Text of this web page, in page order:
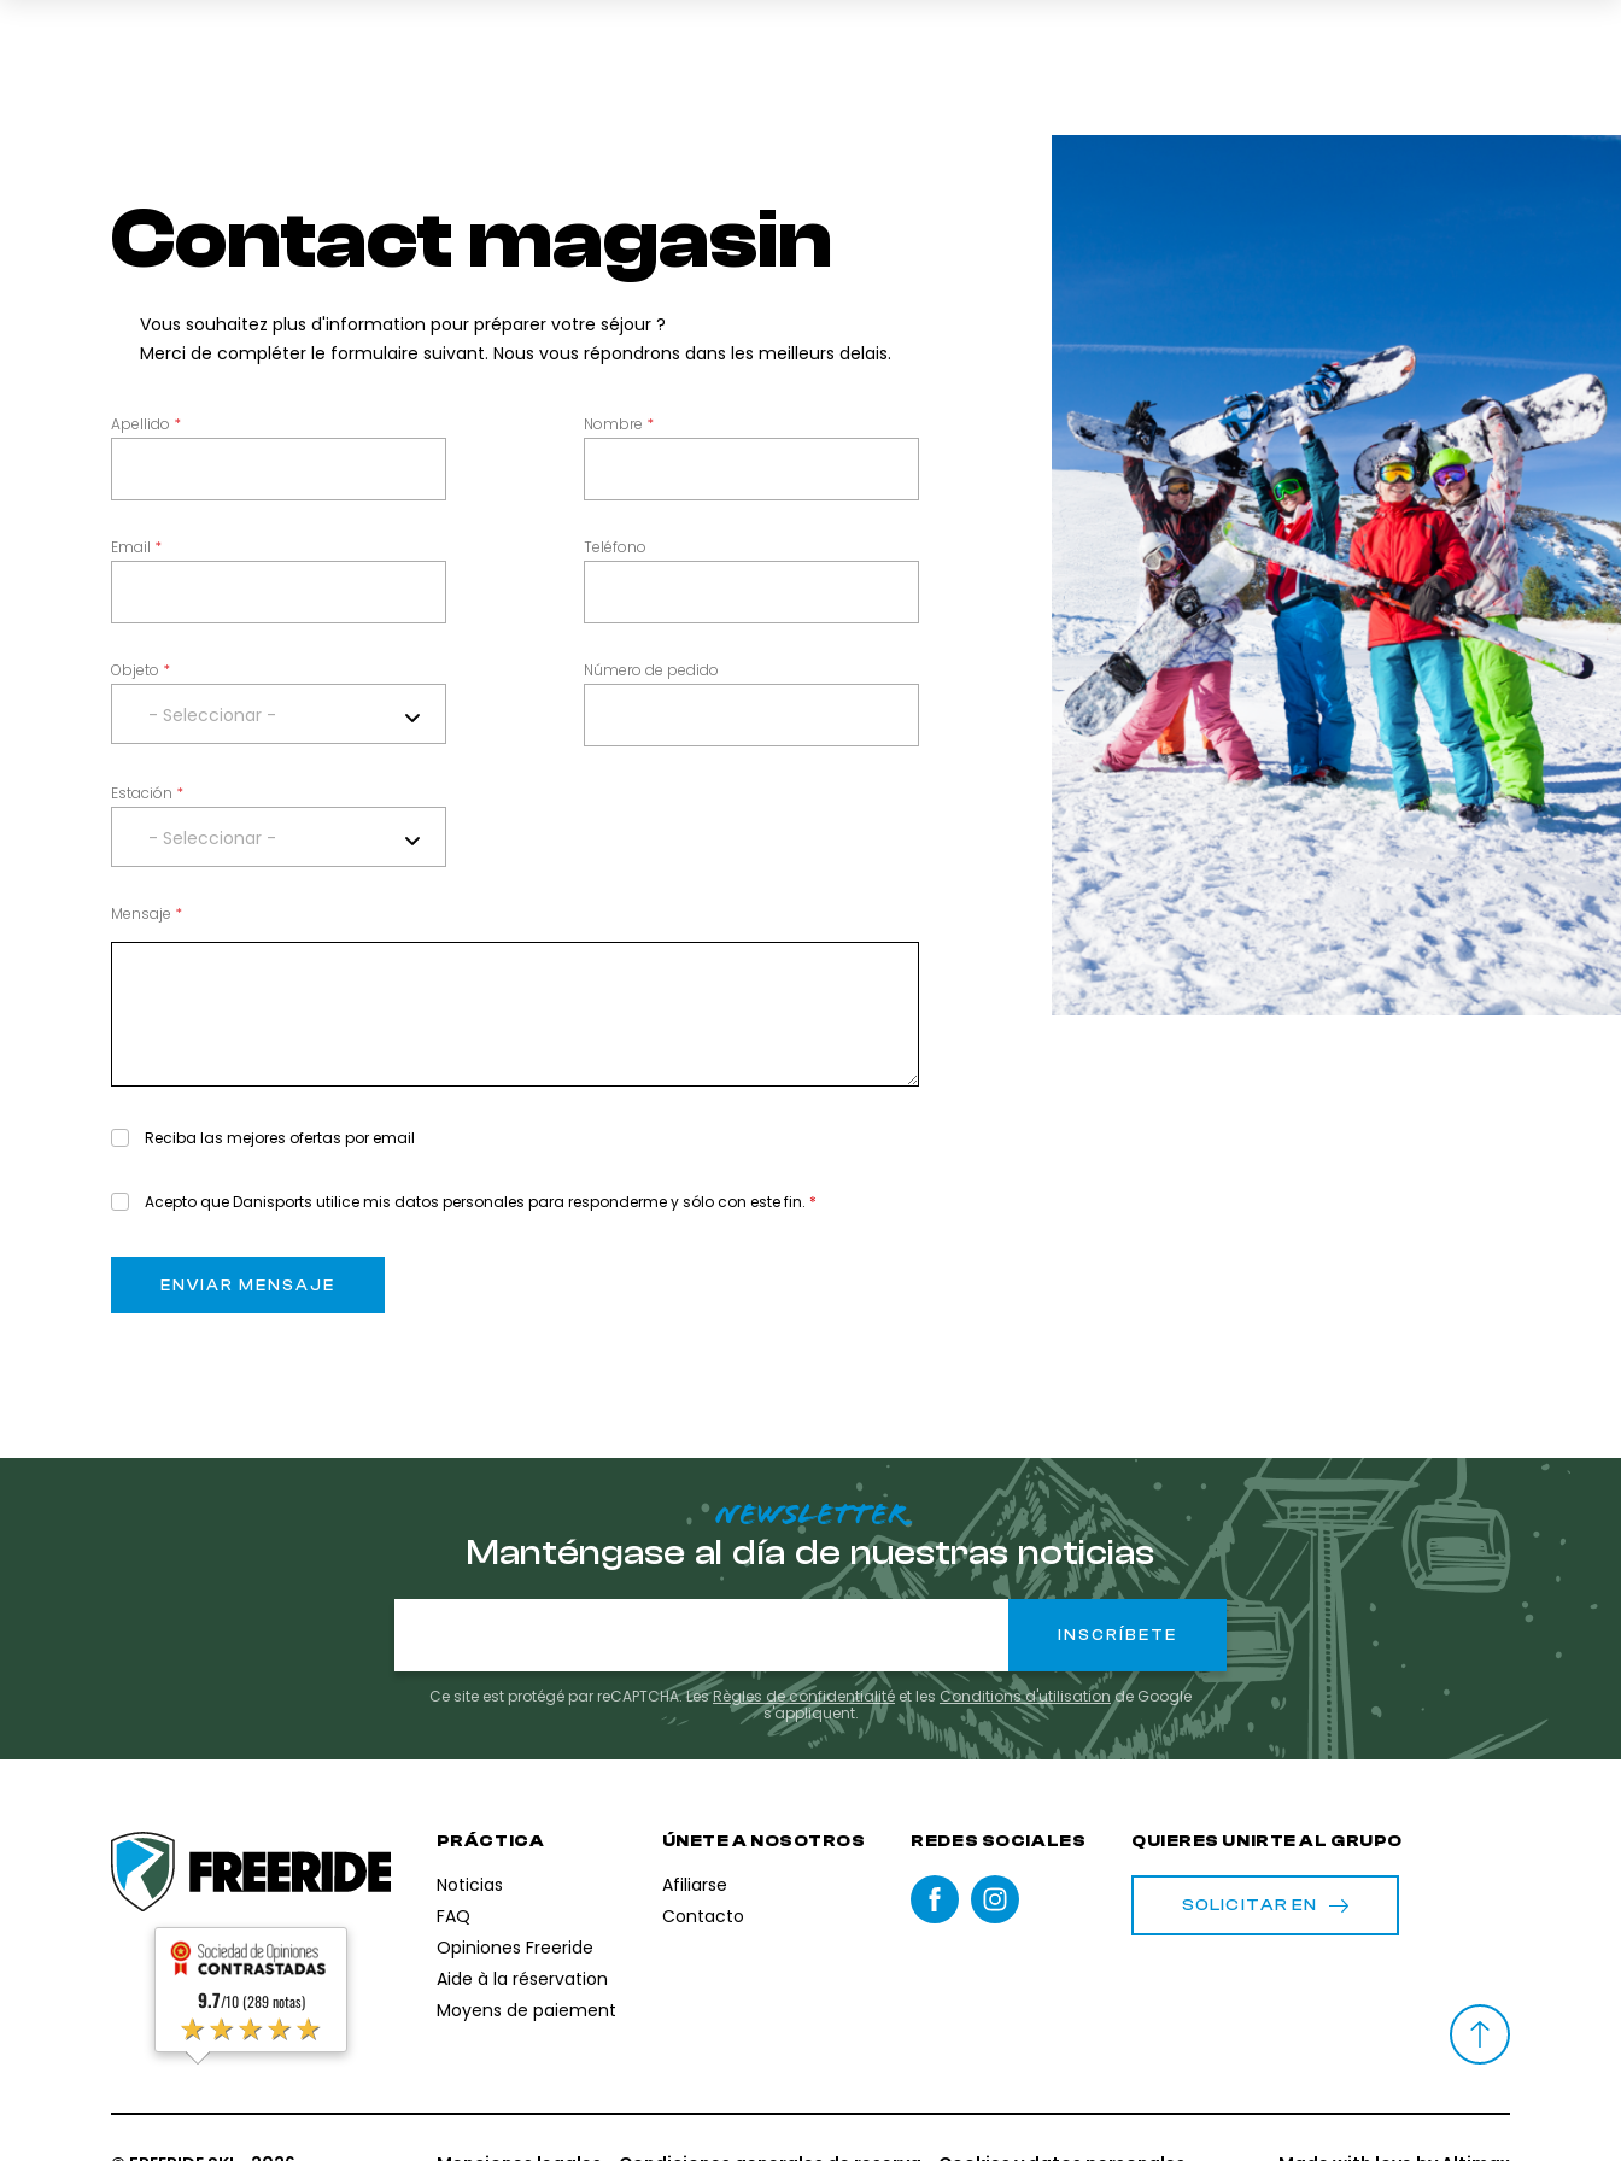
Contact magasin
Vous souhaitez plus d'information pour préparer votre séjour ?
Merci de compléter le formulaire suivant. Nous vous répondrons dans les meilleurs delais.
Apellido Nombre
Email Teléfono
Objeto
- Seleccionar -
Número de pedido
Estación
- Seleccionar -
Mensaje
Reciba las mejores ofertas por email
Acepto que Danisports utilice mis datos personales para responderme y sólo con este fin.
NEWSLETTER
Manténgase al día de nuestras noticias
Ce site est protégé par reCAPTCHA. LesRègles de confidentialité et les Conditions d'utilisation de Google
s'appliquent.
9.7/10 (289 notas)
★★★★★
PRÁCTICA
Noticias
FAQ
Opiniones Freeride
Aide à la réservation
Moyens de paiement
ÚNETE A NOSOTROS
Afiliarse
Contacto
REDES SOCIALES QUIERES UNIRTE AL GRUPO
SOLICITAR EN